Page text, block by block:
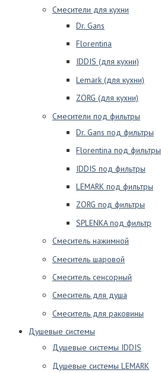
Смесители для кухни
Dr. Gans
Florentina
IDDIS (для кухни)
Lemark (для кухни)
ZORG (для кухни)
Смесители под фильтры
Dr. Gans под фильтры
Florentina под фильтры
IDDIS под фильтры
LEMARK под фильтры
ZORG под фильтры
SPLENKA под фильтр
Смеситель нажимной
Смеситель шаровой
Смеситель сенсорный
Смеситель для душа
Смеситель для раковины
Душевые системы
Душевые системы IDDIS
Душевые системы LEMARK